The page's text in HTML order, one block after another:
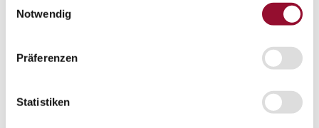
Notwendig
Präferenzen
Statistiken